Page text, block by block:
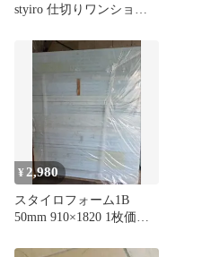
styiro 仕切りワンショル
¥ 2,980
スタイロフォーム1B
50mm 910×1820 1枚価格